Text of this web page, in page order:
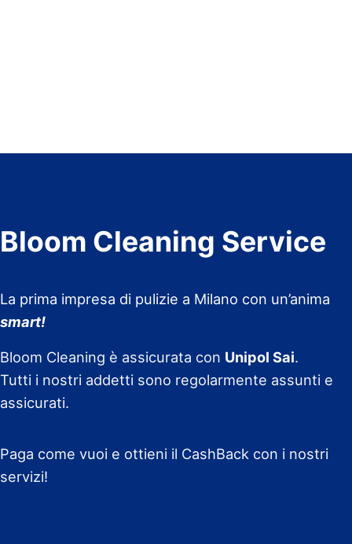
Bloom Cleaning Service
La prima impresa di pulizie a Milano con un’anima
smart!
Bloom Cleaning è assicurata con Unipol Sai.
Tutti i nostri addetti sono regolarmente assunti e
assicurati.
Paga come vuoi e ottieni il CashBack con i nostri
servizi!